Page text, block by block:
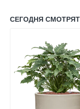
СЕГОДНЯ СМОТРЯТ